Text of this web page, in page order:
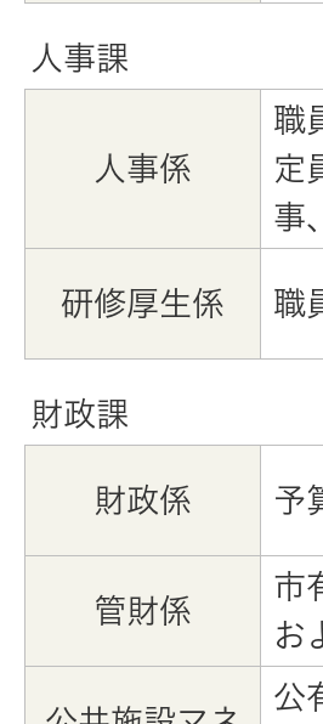
人事課
人事係
職
定
事
研修厚生係 職
財政課
財政係 予
管財係
市
お
公